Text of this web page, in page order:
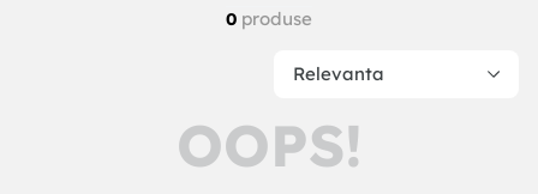
0 produse
Relevanta
OOPS!